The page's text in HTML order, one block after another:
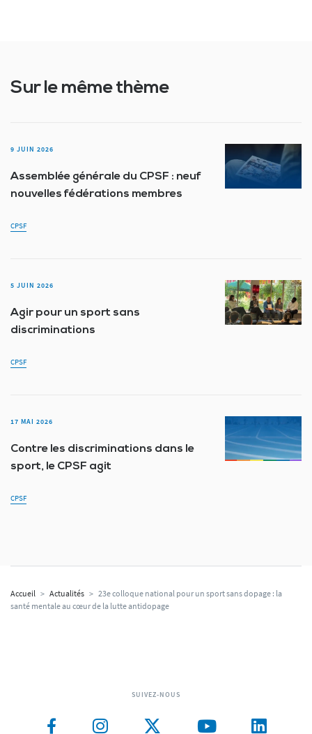
Sur le même thème
9 JUIN 2026
Assemblée générale du CPSF : neuf
nouvelles fédérations membres
CPSF
5 JUIN 2026
Agir pour un sport sans
discriminations
CPSF
17 MAI 2026
Contre les discriminations dans le
sport, le CPSF agit
CPSF
Accueil > Actualités > 23e colloque national pour un sport sans dopage : la
santé mentale au cœur de la lutte antidopage
SUIVEZ-NOUS